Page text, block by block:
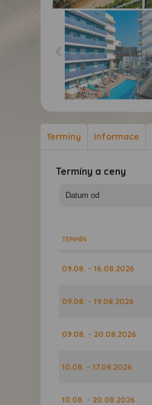
Rhodos - Řecko
Termíny Informace
Termíny a ceny
TERMÍN
09.08. - 16.08.2026
09.08. - 19.08.2026
09.08. - 20.08.2026
10.08. - 17.08.2026
10.08. - 20.08.2026